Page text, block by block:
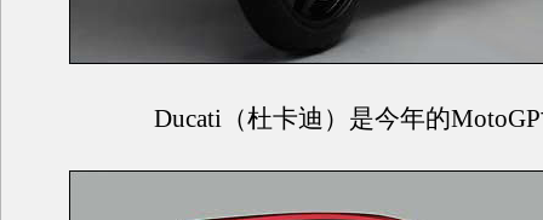
Ducati（杜卡迪）是今年的MotoGP